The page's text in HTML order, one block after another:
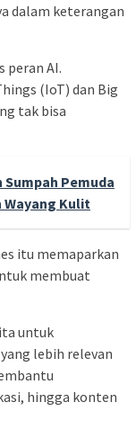
dalam keterangan
peran AI.
(IoT) dan Big
tak bisa
Sumpah Pemuda
Wayang Kulit
itu memaparkan
membuat
untuk
lebih relevan
hingga konten